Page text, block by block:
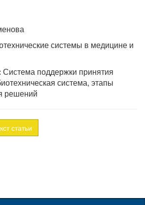
системы в медицине и
Система поддержки принятия
система, этапы
решений
статьи